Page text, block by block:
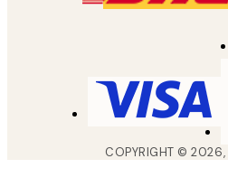
COPYRIGHT ©2026,